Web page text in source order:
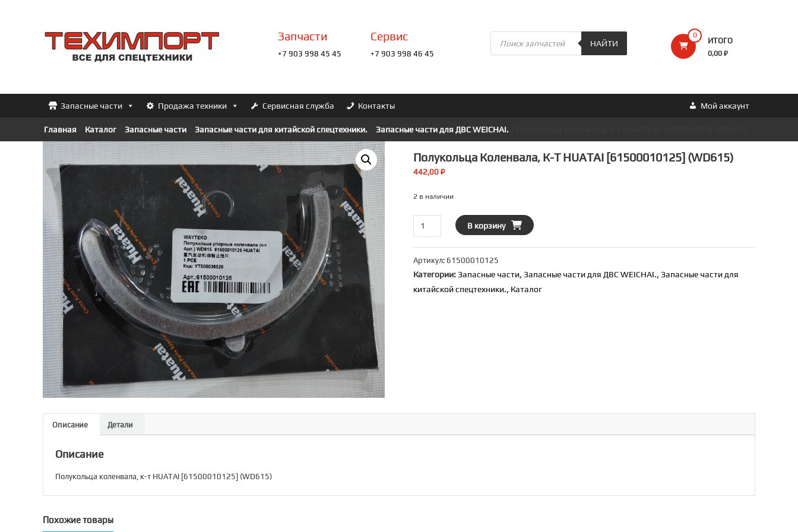
содержимомуТЕХИМПОРТ
Всё
0
ИТОГО
0,00 ₽
Запчасти
+7 903 998 45 45
Сервис
+7 903 998 46 45
Поиск
товаров
НАЙТИ
Запасные части Мой аккаунт
Продажа техники Сервисная служба Контакты
Главная Каталог/ Запасные части Запасные части для китайской спецтехники. Запасные части для ДВС WEICHAI.
Полукольца Коленвала, К-Т HUATAI [61500010125] (WD615)
442,00 ₽
2 в наличии
Количество
товара
Полукольца
коленвала,
к-
т
В корзину
Артикул: 61500010125
Категории: Запасные части, Запасные части для ДВС WEICHAI., Запасные части для
китайской спецтехники., Каталог
Описание Детали
Описание
Полукольца коленвала, к-т HUATAI [61500010125] (WD615)
Похожие товары